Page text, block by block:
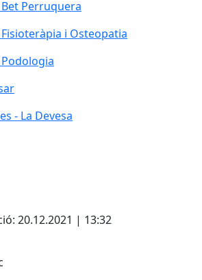
Perruquera
i Osteopatia
- La Devesa
20.12.2021 | 13:32